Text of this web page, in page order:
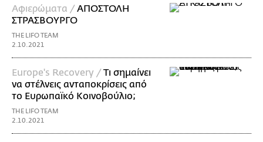
Αφιερώματα /ΑΠΟΣΤΟΛΗ
ΣΤΡΑΣΒΟΥΡΓΟ
THE LIFO TEAM
2.10.2021
Europe's Recovery /Τι σημαίνει
να στέλνεις ανταποκρίσεις από
το Ευρωπαϊκό Κοινοβούλιο;
THE LIFO TEAM
2.10.2021